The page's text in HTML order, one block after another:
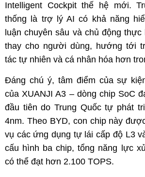
Intelligent Cockpit thế hệ mới.
thống là trợ lý AI có khả năng
luận chuyên sâu và chủ động
thay cho người dùng, hướng tới
tác tự nhiên và cá nhân hóa hơn
Đáng chú ý, tâm điểm của sự
của XUANJI A3 – dòng chip SoC
đầu tiên do Trung Quốc tự phát
4nm. Theo BYD, con chip này
vụ các ứng dụng tự lái cấp độ L3
cấu hình ba chip, tổng năng lực
có thể đạt hơn 2.100 TOPS.